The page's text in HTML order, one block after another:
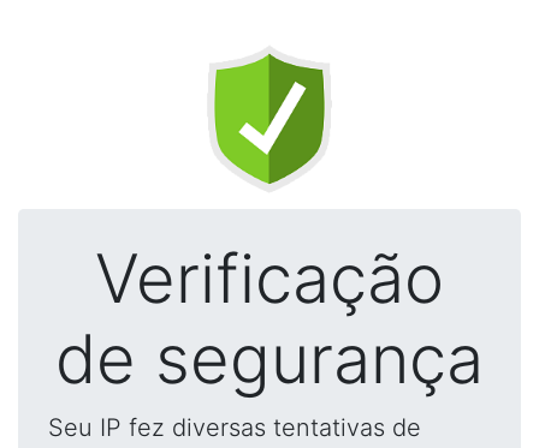
Verificação
de segurança
Seu IP fez diversas tentativas de